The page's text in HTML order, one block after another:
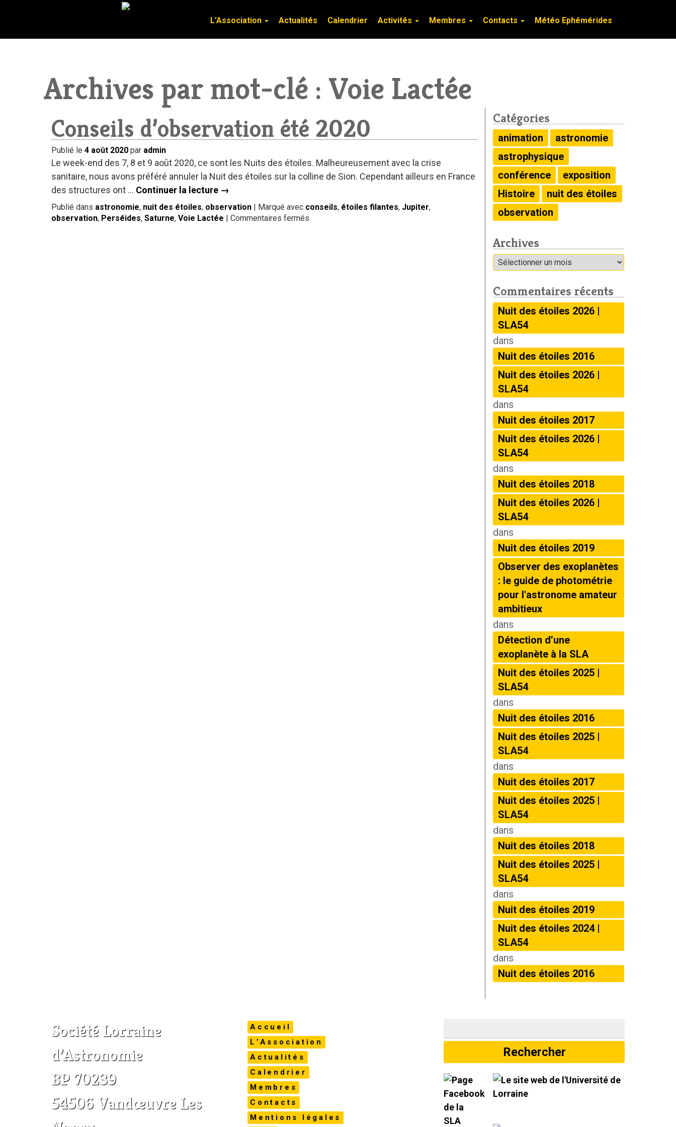
L’Association Actualités Calendrier Activités Membres Contacts Météo Ephémérides
L’Association Actualités Calendrier Activités Membres Contacts Météo Ephémérides
Archives par mot-clé : Voie Lactée
Conseils d’observation été 2020
Publié le 4 août 2020 par admin
Le week-end des 7, 8 et 9 août 2020, ce sont les Nuits des étoiles. Malheureusement avec la crise
sanitaire, nous avons préféré annuler la Nuit des étoiles sur la colline de Sion. Cependant ailleurs en France
des structures ont … Continuer la lecture →
Publié dans astronomie, nuit des étoiles, observation | Marqué avec conseils, étoiles filantes, Jupiter,
observation, Perséides, Saturne, Voie Lactée | Commentaires fermés
Catégories
animation
astronomie
astrophysique
conférence
exposition
Histoire
nuit des étoiles
observation
Archives
Archives
Commentaires récents
Nuit des étoiles 2026 |
SLA54
dans
Nuit des étoiles 2016
Nuit des étoiles 2026 |
SLA54
dans
Nuit des étoiles 2017
Nuit des étoiles 2026 |
SLA54
dans
Nuit des étoiles 2018
Nuit des étoiles 2026 |
SLA54
dans
Nuit des étoiles 2019
Observer des exoplanètes
: le guide de photométrie
pour l'astronome amateur
ambitieux
dans
Détection d’une
exoplanète à la SLA
Nuit des étoiles 2025 |
SLA54
dans
Nuit des étoiles 2016
Nuit des étoiles 2025 |
SLA54
dans
Nuit des étoiles 2017
Nuit des étoiles 2025 |
SLA54
dans
Nuit des étoiles 2018
Nuit des étoiles 2025 |
SLA54
dans
Nuit des étoiles 2019
Nuit des étoiles 2024 |
SLA54
dans
Nuit des étoiles 2016
Société Lorraine
d’Astronomie
BP 70239
54506 Vandœuvre Les
Accueil
L’Association
Actualités
Calendrier
Membres
Contacts
Mentions légales